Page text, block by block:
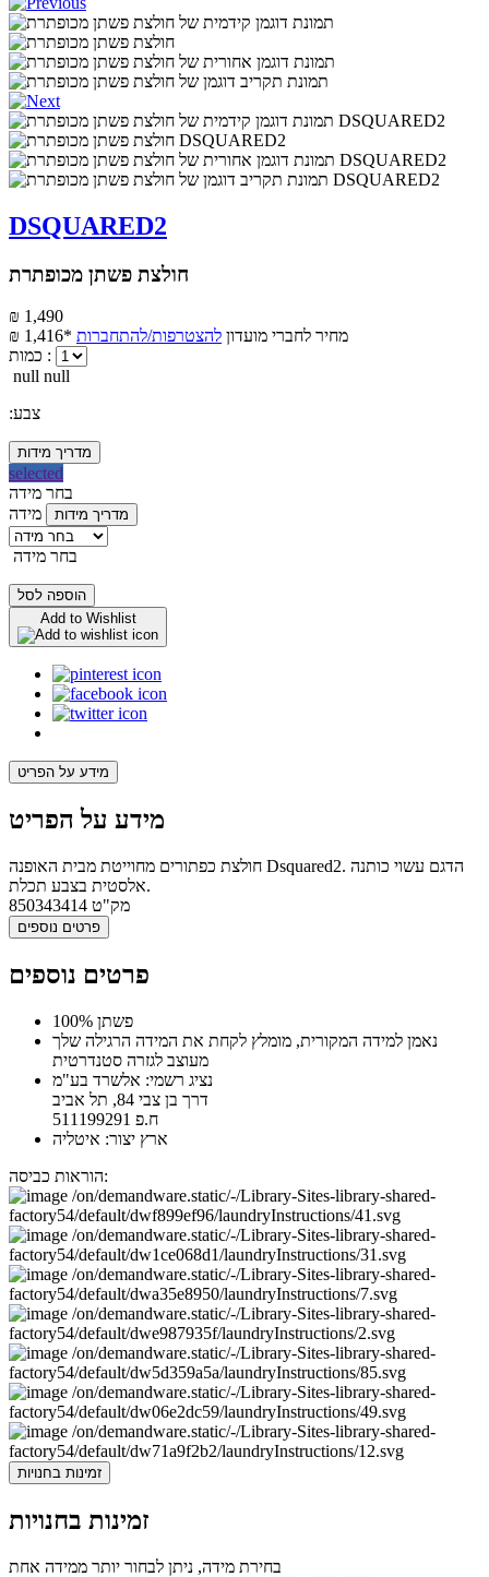
DSQUARED2
חולצת פשתן מכופתרת
₪ 1,490
₪ 1,416*
מחיר לחברי מועדון להצטרפות/להתחברות
כמות :
null null
:צבע
מדריך מידות
selected
בחר מידה
מידה
מדריך מידות
בחר מידה
הוספה לסל
Add to Wishlist
מידע על הפריט
מידע על הפריט
חולצת כפתורים מחוייטת מבית האופנה Dsquared2. הדגם עשוי כותנה
אלסטית בצבע תכלת.
מק"ט 850343414
פרטים נוספים
פרטים נוספים
100% פשתן
נאמן למידה המקורית, מומלץ לקחת את המידה הרגילה שלך
מעוצב לגזרה סטנדרטית
נציג רשמי: אלשרד בע"מ
דרך בן צבי 84, תל אביב
ח.פ 511199291
ארץ יצור: איטליה
הוראות כביסה:
זמינות בחנויות
זמינות בחנויות
בחירת מידה, ניתן לבחור יותר ממידה אחת